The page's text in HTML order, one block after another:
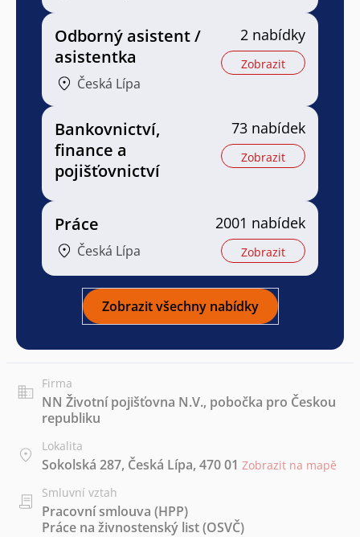
Odborný asistent /
asistentka
Česká Lípa
2 nabídky
Zobrazit
Bankovnictví,
finance a
pojišťovnictví
73 nabídek
Zobrazit
Práce
Česká Lípa
2001 nabídek
Zobrazit
Zobrazit všechny nabídky
Firma
NN Životní pojišťovna N.V., pobočka pro Českou
republiku
Lokalita
Sokolská 287, Česká Lípa, 470 01 Zobrazit na mapě
Smluvní vztah
Pracovní smlouva (HPP)
Práce na živnostenský list (OSVČ)